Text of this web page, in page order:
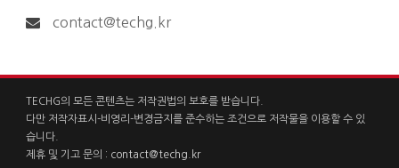
contact@techg.kr
TECHG의 모든 콘텐츠는 저작권법의 보호를 받습니다.
다만 저작자표시-비영리-변경금지를 준수하는 조건으로 저작물을 이용할 수 있
습니다.
제휴 및 기고 문의 : contact@techg.kr